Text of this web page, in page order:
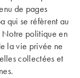
de pages
qui se réfèrent au
Notre politique en
la vie privée ne
collectées et